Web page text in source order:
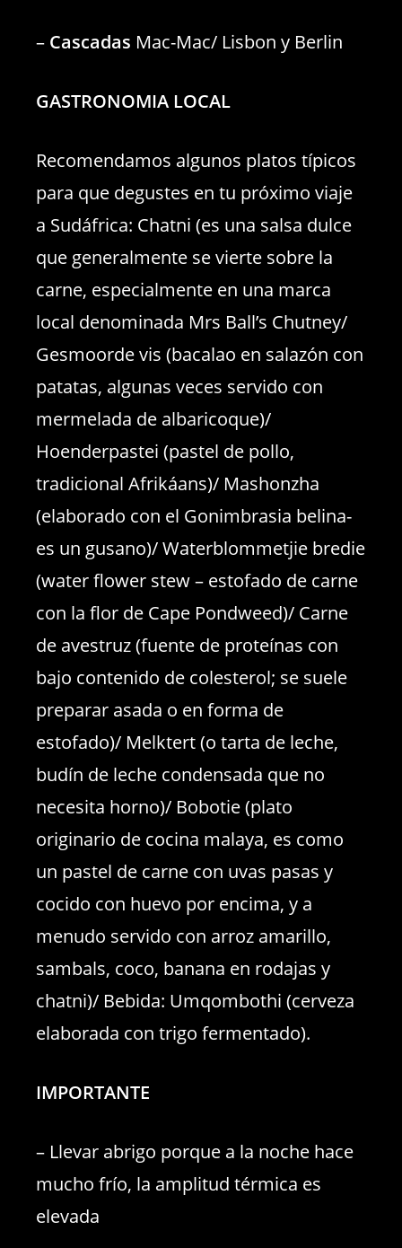
– Cascadas Mac-Mac/ Lisbon y Berlin
GASTRONOMIA LOCAL
Recomendamos algunos platos típicos
para que degustes en tu próximo viaje
a Sudáfrica: Chatni (es una salsa dulce
que generalmente se vierte sobre la
carne, especialmente en una marca
local denominada Mrs Ball’s Chutney/
Gesmoorde vis (bacalao en salazón con
patatas, algunas veces servido con
mermelada de albaricoque)/
Hoenderpastei (pastel de pollo,
tradicional Afrikáans)/ Mashonzha
(elaborado con el Gonimbrasia belina-
es un gusano)/ Waterblommetjie bredie
(water flower stew – estofado de carne
con la flor de Cape Pondweed)/ Carne
de avestruz (fuente de proteínas con
bajo contenido de colesterol; se suele
preparar asada o en forma de
estofado)/ Melktert (o tarta de leche,
budín de leche condensada que no
necesita horno)/ Bobotie (plato
originario de cocina malaya, es como
un pastel de carne con uvas pasas y
cocido con huevo por encima, y a
menudo servido con arroz amarillo,
sambals, coco, banana en rodajas y
chatni)/ Bebida: Umqombothi (cerveza
elaborada con trigo fermentado).
IMPORTANTE
– Llevar abrigo porque a la noche hace
mucho frío, la amplitud térmica es
elevada